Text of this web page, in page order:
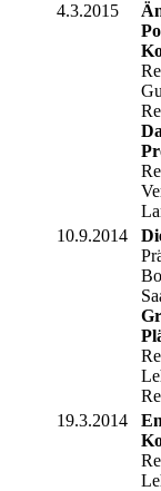
4.3.2015
10.9.2014
19.3.2014